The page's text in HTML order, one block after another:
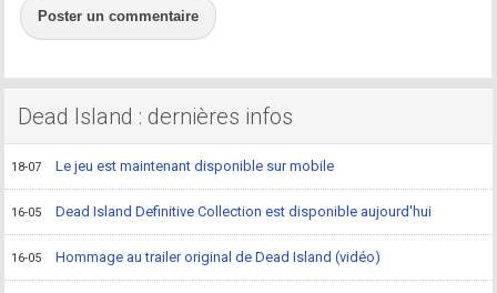
Poster un commentaire
Dead Island : dernières infos
18-07 Le jeu est maintenant disponible sur mobile
16-05 Dead Island Definitive Collection est disponible aujourd'hui
16-05 Hommage au trailer original de Dead Island (vidéo)